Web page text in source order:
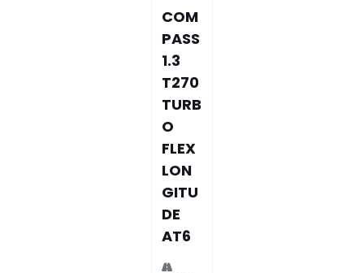
COM
PASS
1.3
T270
TURB
O
FLEX
LON
GITU
DE
AT6